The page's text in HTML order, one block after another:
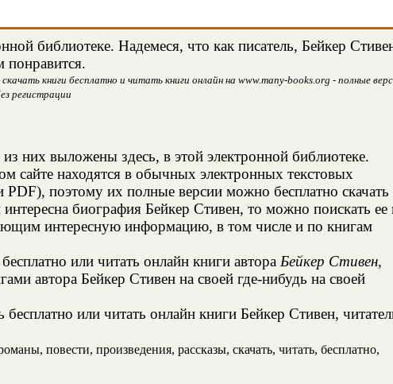
библиотеке. Надемеся, что как писатель, Бейкер
понравится.
книги бесплатно и читать книги онлайн на www.many-books.org - полные
регистрации
из них выложены здесь, в этой электронной библиотеке.
сайте находятся в обычных электронных текстовых
поэтому их полные версии можно бесплатно скачать
биография Бейкер Стивен, то можно поискать ее
интересную информацию, в том числе и по книгам
или читать онлайн книги автора Бейкер Стивен,
автора Бейкер Стивен на своей где-нибудь на своей
или читать онлайн книги Бейкер Стивен,
повести, произведения, рассказы, скачать, читать, бесплатно,